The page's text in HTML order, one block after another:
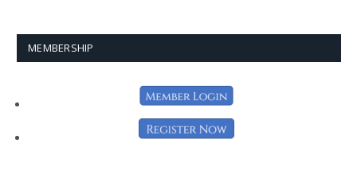
MEMBERSHIP